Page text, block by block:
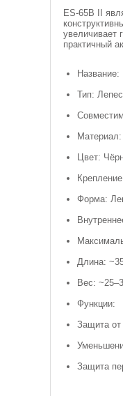
ES-65B II
увеличивает
практичный
Тип:
Цвет:
Форма:
Длина:
Вес:
Функции:
Защита от
Защита